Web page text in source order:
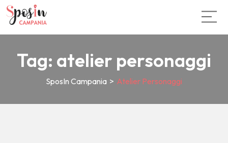
Tag: atelier personaggi
SposIn Campania > Atelier Personaggi